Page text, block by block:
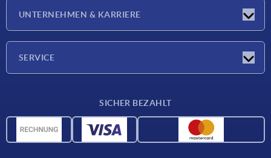
Presseberichte
UNTERNEHMEN & KARRIERE
SERVICE
Werkstoffübersicht
SICHER BEZAHLT